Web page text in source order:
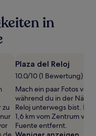
in
zu
Plaza del Reloj
10.0/10 (1 Bewertung)
Mach ein paar Fotos von
während du in der Nähe
Reloj unterwegs bist.
1,6 km vom Zentrum von
Fuente entfernt.